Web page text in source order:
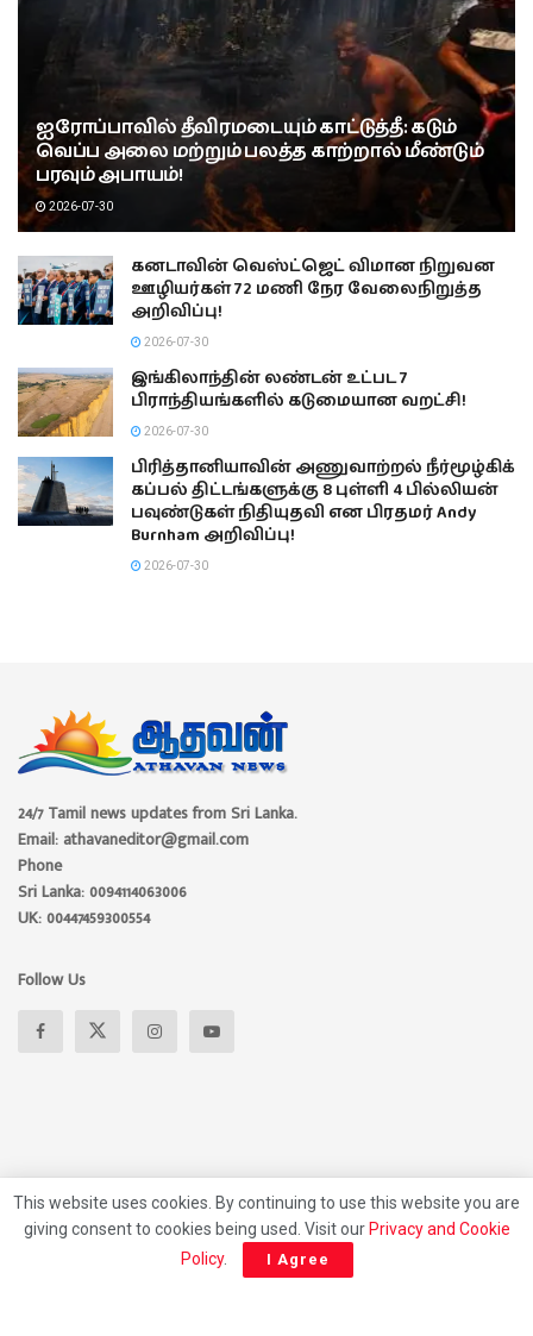
ஐரோப்பாவில் தீவிரமடையும் காட்டுத்தீ: கடும்
வெப்ப அலை மற்றும் பலத்த காற்றால் மீண்டும்
பரவும் அபாயம்!
2026-07-30
கனடாவின் வெஸ்ட்ஜெட் விமான நிறுவன
ஊழியர்கள் 72 மணி நேர வேலைநிறுத்த
அறிவிப்பு!
2026-07-30
இங்கிலாந்தின் லண்டன் உட்பட 7
பிராந்தியங்களில் கடுமையான வறட்சி!
2026-07-30
பிரித்தானியாவின் அணுவாற்றல் நீர்மூழ்கிக்
கப்பல் திட்டங்களுக்கு 8 புள்ளி 4 பில்லியன்
பவுண்டுகள் நிதியுதவி என பிரதமர் Andy
Burnham அறிவிப்பு!
2026-07-30
24/7 Tamil news updates from Sri Lanka.
Email: athavaneditor@gmail.com
Phone
Sri Lanka: 0094114063006
UK: 00447459300554
Follow Us
About Privacy Policy Contact Us
This website uses cookies. By continuing to use this website you are
giving consent to cookies being used. Visit our Privacy and Cookie
Policy. I Agree